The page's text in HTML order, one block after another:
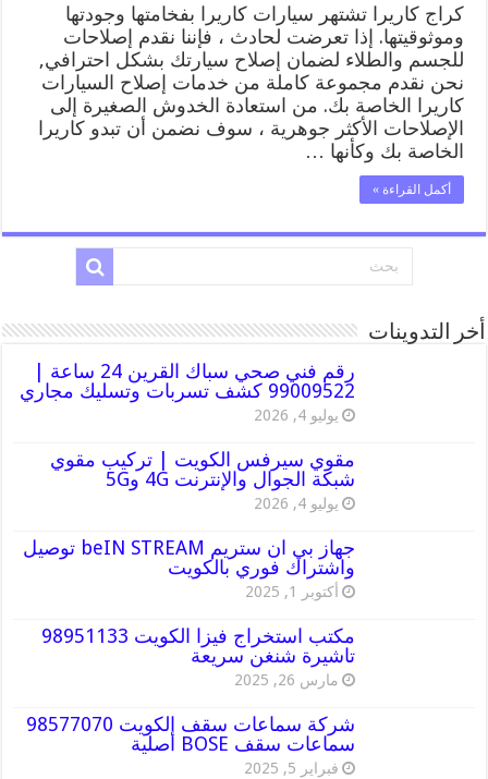
كراج كاريرا تشتهر سيارات كاريرا بفخامتها وجودتها
وموثوقيتها. إذا تعرضت لحادث ، فإننا نقدم إصلاحات
للجسم والطلاء لضمان إصلاح سيارتك بشكل احترافي,
نحن نقدم مجموعة كاملة من خدمات إصلاح السيارات
كاريرا الخاصة بك. من استعادة الخدوش الصغيرة إلى
الإصلاحات الأكثر جوهرية ، سوف نضمن أن تبدو كاريرا
الخاصة بك وكأنها …
أكمل القراءة »
أخر التدوينات
رقم فني صحي سباك القرين 24 ساعة |
99009522 كشف تسربات وتسليك مجاري
يوليو 4, 2026
مقوي سيرفس الكويت | تركيب مقوي
شبكة الجوال والإنترنت 4G و5G
يوليو 4, 2026
جهاز بي ان ستريم beIN STREAM توصيل
واشتراك فوري بالكويت
أكتوبر 1, 2025
مكتب استخراج فيزا الكويت 98951133
تاشيرة شنغن سريعة
مارس 26, 2025
شركة سماعات سقف الكويت 98577070
سماعات سقف BOSE أصلية
فبراير 5, 2025